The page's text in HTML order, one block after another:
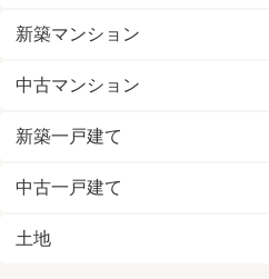
新築マンション
中古マンション
新築一戸建て
中古一戸建て
土地